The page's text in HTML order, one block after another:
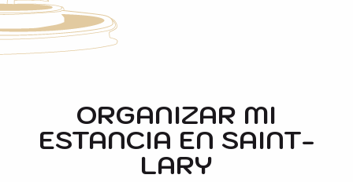
CAMPING ARTIGUETTE SAINT JACQUES
CAMPING LE RIOUMAJOU
CAMPING LA MOUSQUERE
ORGANIZAR MI
ESTANCIA EN SAINT-
LARY